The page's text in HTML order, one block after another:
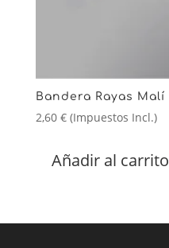
Bandera Rayas Malí
2,60 € (Impuestos Incl.)
Añadir al carrito